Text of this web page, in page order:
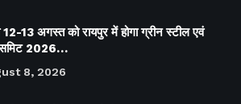
12-13 अगस्त को रायपुर में होगा ग्रीन स्टील एवं
समिट 2026…
8, 2026